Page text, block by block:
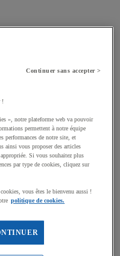
Continuer sans accepter >
!
», notre plateforme web va pouvoir
permettent à notre équipe
performances de notre site, et
ainsi vous proposer des articles
Si vous souhaitez plus
par type de cookies, cliquez sur
vous êtes le bienvenu aussi !
politique de cookies.